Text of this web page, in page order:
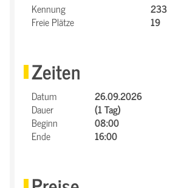
Kennung
233
Freie Plätze
19
Zeiten
Datum
26.09.2026
Dauer
(1 Tag)
Beginn
08:00
Ende
16:00